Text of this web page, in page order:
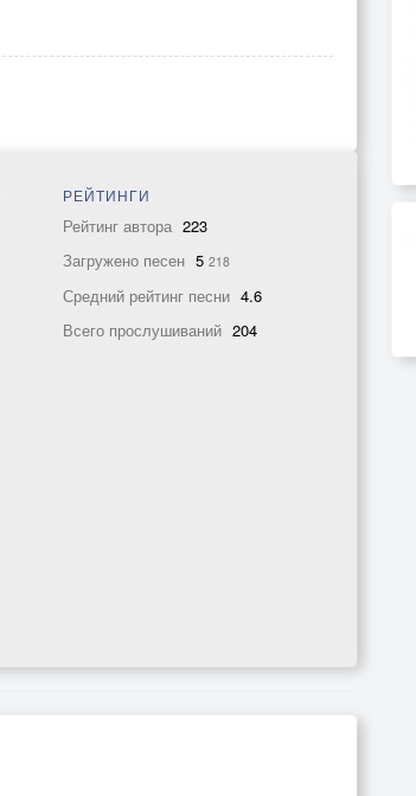
РЕЙТИНГИ
Рейтинг автора 223
Загружено песен 5 218
Средний рейтинг песни 4.6
Всего прослушиваний 204